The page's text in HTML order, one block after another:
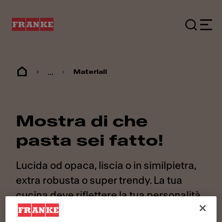
... Materiali
Mostra di che
pasta sei fatto!
Lucida od opaca, liscia o in similpietra,
extra robusta o super trendy. La tua
cucina deve riflettere la tua personalità,
motivo per cui ogni dettaglio conta. Per